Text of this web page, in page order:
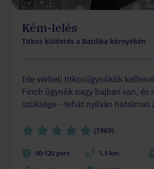
Kém-lelés
Titkos küldetés a Bazilika környékén
Ide vérbeli titkosügynökök
Finch ügynök nagy bajban van, és
szüksége - tehát nyilván hatalmas
(1969)
90-120 perc 1,5 km